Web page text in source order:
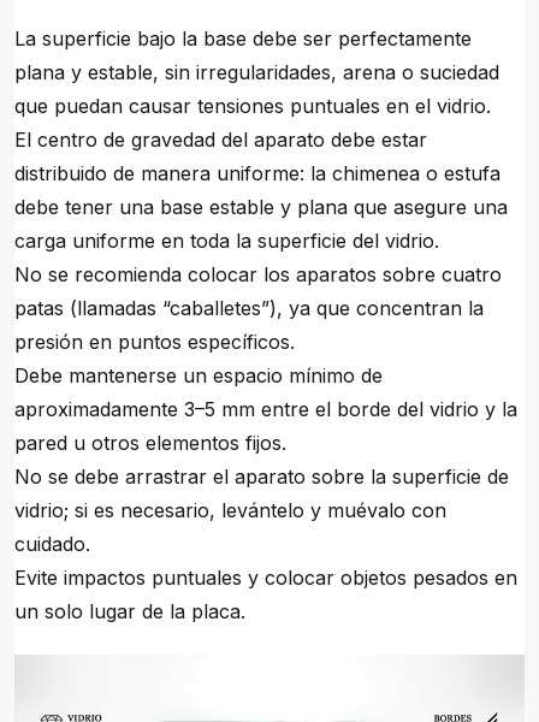
La superficie bajo la base debe ser perfectamente
plana y estable, sin irregularidades, arena o suciedad
que puedan causar tensiones puntuales en el vidrio.
El centro de gravedad del aparato debe estar
distribuido de manera uniforme: la chimenea o estufa
debe tener una base estable y plana que asegure una
carga uniforme en toda la superficie del vidrio.
No se recomienda colocar los aparatos sobre cuatro
patas (llamadas “caballetes”), ya que concentran la
presión en puntos específicos.
Debe mantenerse un espacio mínimo de
aproximadamente 3–5 mm entre el borde del vidrio y la
pared u otros elementos fijos.
No se debe arrastrar el aparato sobre la superficie de
vidrio; si es necesario, levántelo y muévalo con
cuidado.
Evite impactos puntuales y colocar objetos pesados en
un solo lugar de la placa.